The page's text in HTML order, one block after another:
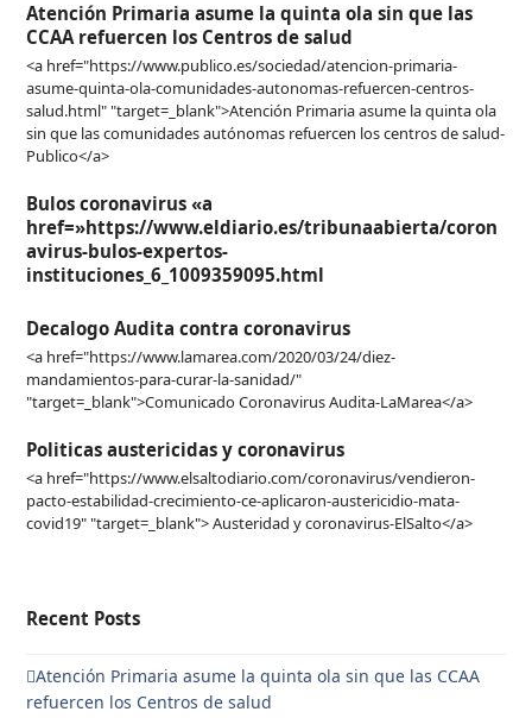
Atención Primaria asume la quinta ola sin que las
CCAA refuercen los Centros de salud
<a href="https://www.publico.es/sociedad/atencion-primaria-
asume-quinta-ola-comunidades-autonomas-refuercen-centros-
salud.html" "target=_blank">Atención Primaria asume la quinta ola
sin que las comunidades autónomas refuercen los centros de salud-
Publico</a>
Bulos coronavirus «a
href=»https://www.eldiario.es/tribunaabierta/coron
avirus-bulos-expertos-
instituciones_6_1009359095.html
Decalogo Audita contra coronavirus
<a href="https://www.lamarea.com/2020/03/24/diez-
mandamientos-para-curar-la-sanidad/"
"target=_blank">Comunicado Coronavirus Audita-LaMarea</a>
Politicas austericidas y coronavirus
<a href="https://www.elsaltodiario.com/coronavirus/vendieron-
pacto-estabilidad-crecimiento-ce-aplicaron-austericidio-mata-
covid19" "target=_blank"> Austeridad y coronavirus-ElSalto</a>
Recent Posts
Atención Primaria asume la quinta ola sin que las CCAA
refuercen los Centros de salud